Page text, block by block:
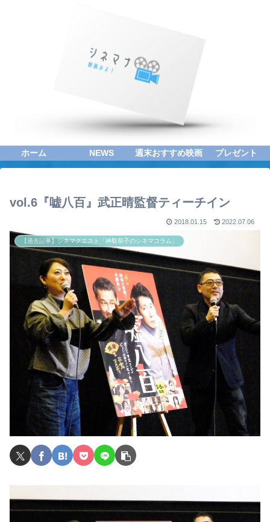
ホーム NEWS 週末おすすめ映画 プレゼント
vol.6『嘘八百』武正晴監督ティーチイン
2018.01.15 2022.07.06
【過去記事】シネマクエスト「神取恭子のシネマコラム」